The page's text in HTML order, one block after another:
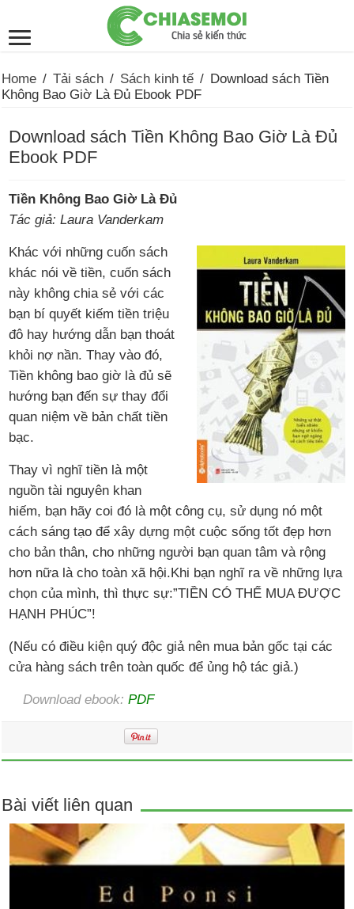
Home / Tải sách / Sách kinh tế / Download sách Tiền
Không Bao Giờ Là Đủ Ebook PDF
Download sách Tiền Không Bao Giờ Là Đủ
Ebook PDF
Tiền Không Bao Giờ Là Đủ
Tác giả: Laura Vanderkam
Khác với những cuốn sách
khác nói về tiền, cuốn sách
này không chia sẻ với các
bạn bí quyết kiếm tiền triệu
đô hay hướng dẫn bạn thoát
khỏi nợ nần. Thay vào đó,
Tiền không bao giờ là đủ sẽ
hướng bạn đến sự thay đổi
quan niệm về bản chất tiền
bạc.
Thay vì nghĩ tiền là một
nguồn tài nguyên khan
hiếm, bạn hãy coi đó là một công cụ, sử dụng nó một
cách sáng tạo để xây dựng một cuộc sống tốt đẹp hơn
cho bản thân, cho những người bạn quan tâm và rộng
hơn nữa là cho toàn xã hội.Khi bạn nghĩ ra về những lựa
chọn của mình, thì thực sự:”TIỀN CÓ THẾ MUA ĐƯỢC
HẠNH PHÚC”!
(Nếu có điều kiện quý độc giả nên mua bản gốc tại các
cửa hàng sách trên toàn quốc để ủng hộ tác giả.)
Download ebook:PDF
Bài viết liên quan